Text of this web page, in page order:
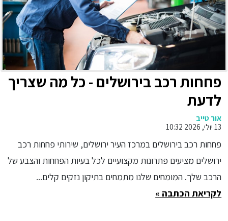
פחחות רכב בירושלים - כל מה שצריך
לדעת
אור טייב
13 יולי, 2026 10:32
פחחות רכב בירושלים במרכז העיר ירושלים, שירותי פחחות רכב
ירושלים מציעים פתרונות מקצועיים לכל בעיות הפחחות והצבע של
הרכב שלך. המומחים שלנו מתמחים בתיקון נזקים קלים...
לקריאת הכתבה »